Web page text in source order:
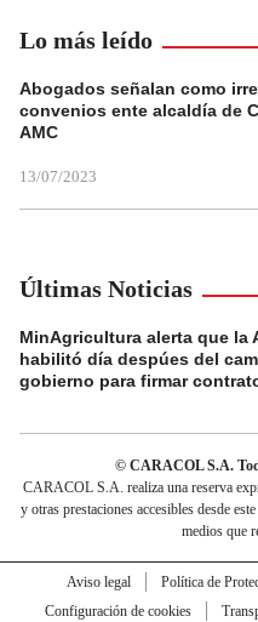
Lo más leído
Abogados señalan como
convenios ente alcaldía de
AMC
13/07/2023
Últimas Noticias
MinAgricultura alerta que la
habilitó día despúes del
gobierno para firmar
© CARACOL S.A.
CARACOL S.A. realiza una reserva
y otras prestaciones accesibles desde
medios que
Aviso legal Política de
Configuración de cookies